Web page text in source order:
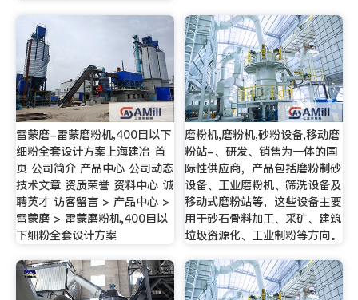
雷蒙磨-雷蒙磨粉机,400目以下
细粉全套设计方案上海建冶 首
页 公司简介 产品中心 公司动态
技术文章 资质荣誉 资料中心 诚
聘英才 访客留言 > 产品中心 >
雷蒙磨 > 雷蒙磨粉机,400目以
下细粉全套设计方案
磨粉机,磨粉机,砂粉设备,移动磨
粉站-、研发、销售为一体的国
际性供应商，产品包括磨粉制砂
设备、工业磨粉机、筛洗设备及
移动式磨粉站等，这些设备主要
用于砂石骨料加工、采矿、建筑
垃圾资源化、工业制粉等方向。